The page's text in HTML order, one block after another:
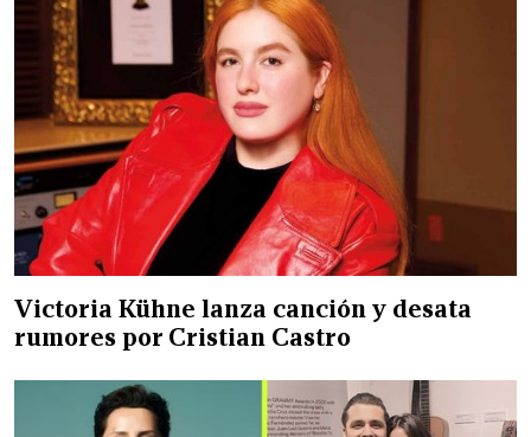
Victoria Kühne lanza canción y desata
rumores por Cristian Castro